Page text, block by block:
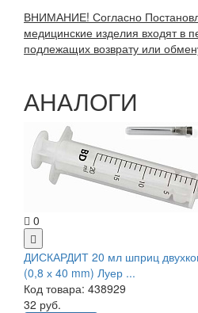
ВНИМАНИЕ! Согласно
медицинские изделия входят в
подлежащих возврату или
АНАЛОГИ
0
ДИСКАРДИТ 20 мл шприц
(0,8 х 40 mm) Луер ...
Код товара: 438929
32 руб.